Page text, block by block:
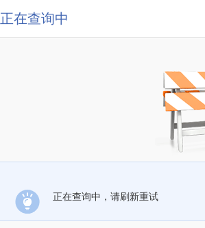
正在查询中
正在查询中，请刷新重试